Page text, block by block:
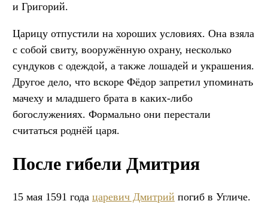
и Григорий.
Царицу отпустили на хороших условиях. Она взяла
с собой свиту, вооружённую охрану, несколько
сундуков с одеждой, а также лошадей и украшения.
Другое дело, что вскоре Фёдор запретил упоминать
мачеху и младшего брата в каких-либо
богослужениях. Формально они перестали
считаться роднёй царя.
После гибели Дмитрия
15 мая 1591 года царевич Дмитрий погиб в Угличе.